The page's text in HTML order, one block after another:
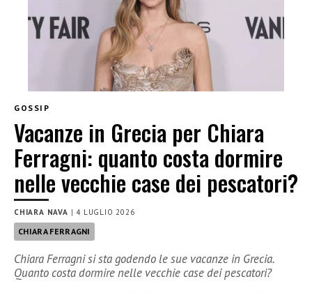
GOSSIP
Vacanze in Grecia per Chiara
Ferragni: quanto costa dormire
nelle vecchie case dei pescatori?
CHIARA NAVA |4 LUGLIO 2026
CHIARA FERRAGNI
Chiara Ferragni si sta godendo le sue vacanze in Grecia.
Quanto costa dormire nelle vecchie case dei pescatori?